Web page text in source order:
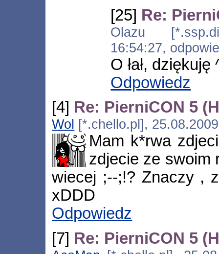
[25] Re:
Olazu
16:54:27,
O łał, dziękuję
Odpowiedz
[4] Re: PierniCON 5
Wol [*.chello.pl],
Mam k*rwa
zdjecie ze swoim
wiecej ;--;!? Znaczy ,
xDDD
Odpowiedz
[7] Re: PierniCON 5